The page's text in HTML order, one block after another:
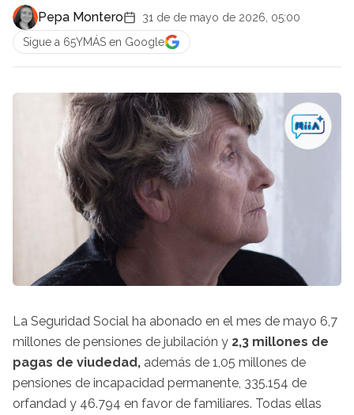
Pepa Montero
31 de de mayo de 2026, 05:00
Sigue a 65YMÁS en Google
La Seguridad Social ha abonado en el mes de mayo 6,7
millones de pensiones de jubilación y 2,3 millones de
pagas de viudedad, además de 1,05 millones de
pensiones de incapacidad permanente, 335.154 de
orfandad y 46.794 en favor de familiares. Todas ellas